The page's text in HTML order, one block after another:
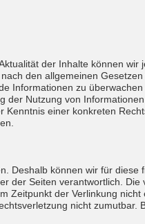
der Inhalte können wir
den allgemeinen
Informationen zu
der Nutzung von
einer konkreten
Deshalb können wir für diese
der Seiten verantwortlich. Die
Zeitpunkt der Verlinkung nicht
nicht zumutbar.